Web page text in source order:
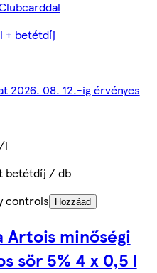
+ betétdíj
2026. 08. 12.-ig érvényes
l
betétdíj / db
controls
Hozzáad
Artois minőségi
sör 5% 4 x 0,5 l